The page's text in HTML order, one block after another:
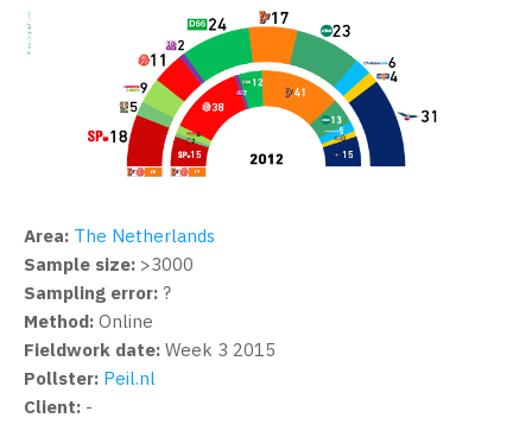
Area: The Netherlands
Sample size: >3000
Sampling error: ?
Method: Online
Fieldwork date: Week 3 2015
Pollster: Peil.nl
Client: -